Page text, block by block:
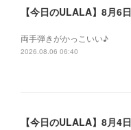
【今日のULALA】8月6日
両手弾きがかっこいい♪
2026.08.06 06:40
【今日のULALA】8月4日